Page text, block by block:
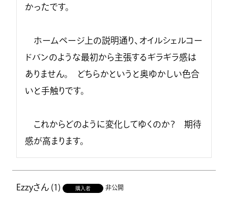
かったです。
ホームページ上の説明通り、オイルシェルコー
ドバンのような最初から主張するギラギラ感は
ありません。　どちらかというと奥ゆかしい色合
いと手触りです。
これからどのように変化してゆくのか？　期待
感が高まります。
Ezzy 1 購入者 非公開